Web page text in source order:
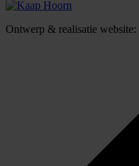
Ontwerp & realisatie website: